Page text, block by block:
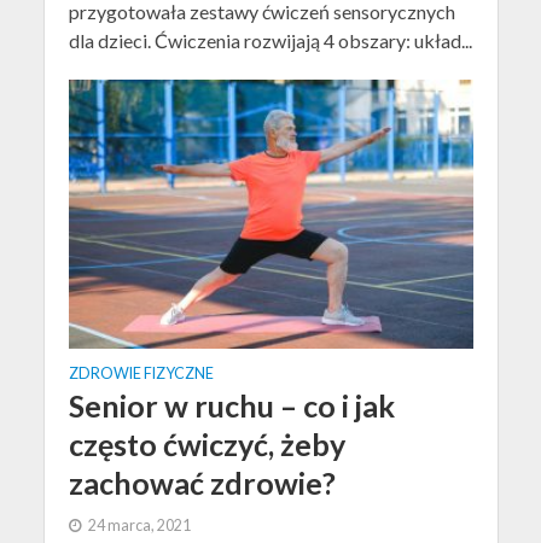
przygotowała zestawy ćwiczeń sensorycznych
dla dzieci. Ćwiczenia rozwijają 4 obszary: układ...
ZDROWIE FIZYCZNE
Senior w ruchu – co i jak
często ćwiczyć, żeby
zachować zdrowie?
24 marca, 2021